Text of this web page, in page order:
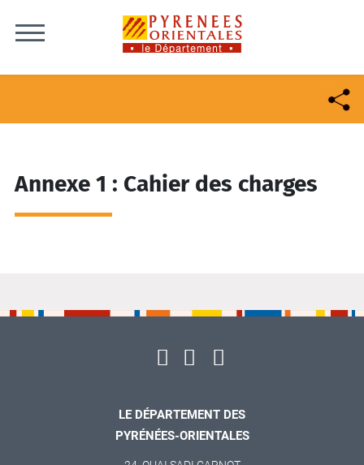
Annexe 1 : Cahier des charges
LE DÉPARTEMENT DES
PYRÉNÉES-ORIENTALES